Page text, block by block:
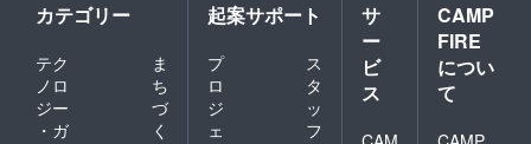
存版！ 中東文化ファ
ンならずともマストバ
イ！！ しかし、如何
せん濃過ぎるので、現
カテゴリー
テク
ノロ
ジー
・ガ
ま
ち
づ
く
起案サポート
プ
ロ
ジ
ェ
ス
タ
ッ
フ
サ
ー
ビ
ス
CAMP
FIRE
につい
て